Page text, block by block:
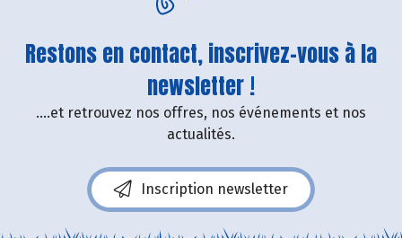
Restons en contact, inscrivez-vous à la
newsletter !
....et retrouvez nos offres, nos événements et nos
actualités.
Inscription newsletter